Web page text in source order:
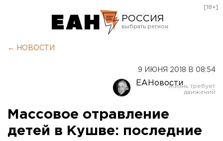
РОССИЯ
Оренбург
[18+]
← НОВОСТИ
9 ИЮНЯ 2018 В 08:54
ЕАНовости
Массовое отравление
детей в Кушве: последние